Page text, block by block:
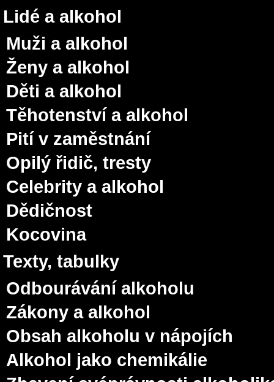
Lidé a alkohol
Muži a alkohol
Ženy a alkohol
Děti a alkohol
Těhotenství a alkohol
Pití v zaměstnání
Opilý řidič, tresty
Celebrity a alkohol
Dědičnost
Kocovina
Texty, tabulky
Odbourávání alkoholu
Zákony a alkohol
Obsah alkoholu v nápojích
Alkohol jako chemikálie